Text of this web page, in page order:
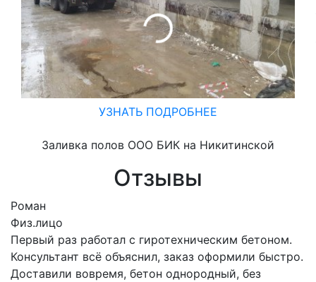
УЗНАТЬ ПОДРОБНЕЕ
Заливка полов ООО БИК на Никитинской
Отзывы
Роман
Физ.лицо
Первый раз работал с гиротехническим бетоном.
Консультант всё объяснил, заказ оформили быстро.
Доставили вовремя, бетон однородный, без